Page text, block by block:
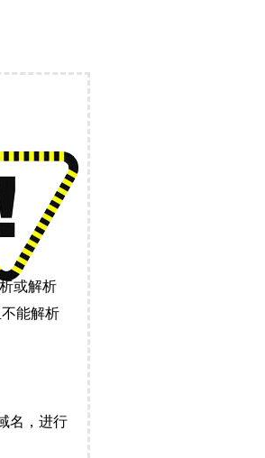
或解析
能解析
名，进行